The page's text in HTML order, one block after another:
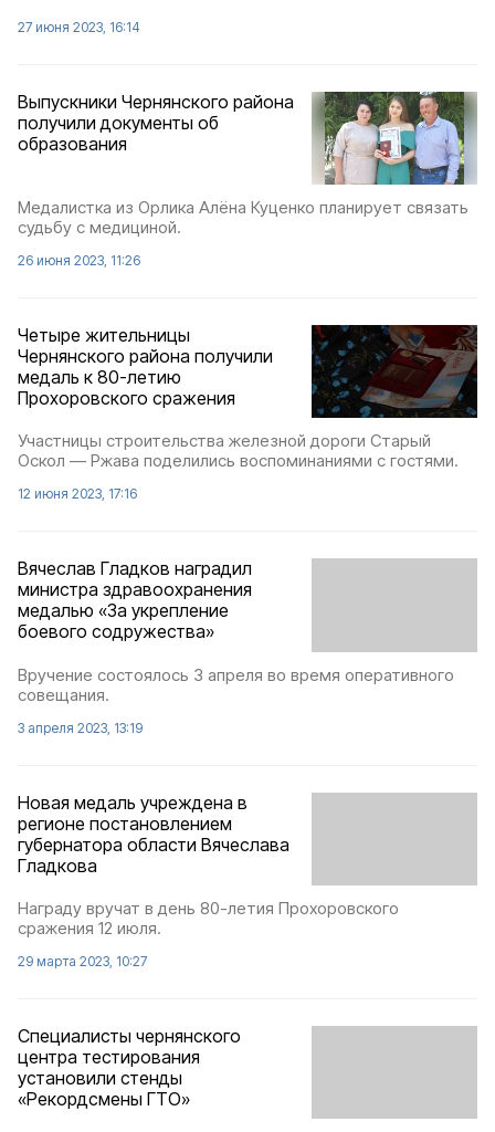
27 июня 2023, 16:14
Выпускники Чернянского района
получили документы об
образования
Медалистка из Орлика Алёна Куценко планирует связать
судьбу с медициной.
26 июня 2023, 11:26
Четыре жительницы
Чернянского района получили
медаль к 80-летию
Прохоровского сражения
Участницы строительства железной дороги Старый
Оскол — Ржава поделились воспоминаниями с гостями.
12 июня 2023, 17:16
Вячеслав Гладков наградил
министра здравоохранения
медалью «За укрепление
боевого содружества»
Вручение состоялось 3 апреля во время оперативного
совещания.
3 апреля 2023, 13:19
Новая медаль учреждена в
регионе постановлением
губернатора области Вячеслава
Гладкова
Награду вручат в день 80-летия Прохоровского
сражения 12 июля.
29 марта 2023, 10:27
Специалисты чернянского
центра тестирования
установили стенды
«Рекордсмены ГТО»